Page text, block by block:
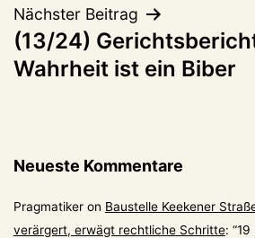
Nächster Beitrag
(13/24)
Wahrheit ist ein Biber
Neueste Kommentare
Pragmatiker on Baustelle Keekener
verärgert, erwägt rechtliche Schritte: “19